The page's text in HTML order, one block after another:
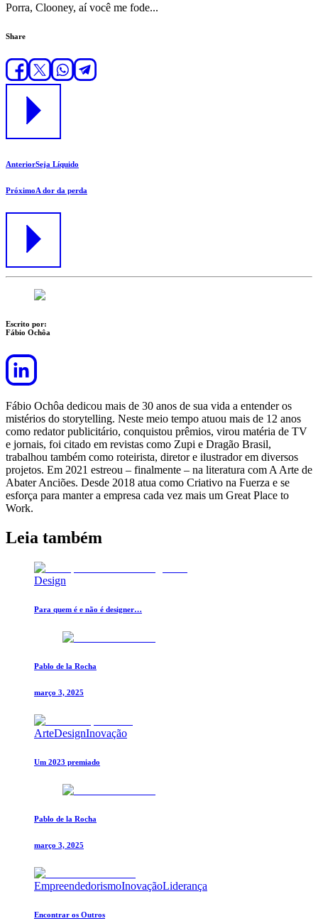
Porra, Clooney, aí você me fode...
Share
AnteriorSeja Líquido
PróximoA dor da perda
Escrito por:
Fábio Ochôa
Fábio Ochôa dedicou mais de 30 anos de sua vida a entender os
mistérios do storytelling. Neste meio tempo atuou mais de 12 anos
como redator publicitário, conquistou prêmios, virou matéria de TV
e jornais, foi citado em revistas como Zupi e Dragão Brasil,
trabalhou também como roteirista, diretor e ilustrador em diversos
projetos. Em 2021 estreou – finalmente – na literatura com A Arte de
Abater Anciões. Desde 2018 atua como Criativo na Fuerza e se
esforça para manter a empresa cada vez mais um Great Place to
Work.
Leia também
Design
Para quem é e não é designer…
Pablo de la Rocha
março 3, 2025
ArteDesignInovação
Um 2023 premiado
Pablo de la Rocha
março 3, 2025
EmpreendedorismoInovaçãoLiderança
Encontrar os Outros